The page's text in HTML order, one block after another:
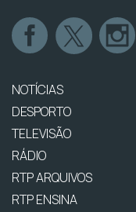
NOTÍCIAS
DESPORTO
TELEVISÃO
RÁDIO
RTP ARQUIVOS
RTP ENSINA